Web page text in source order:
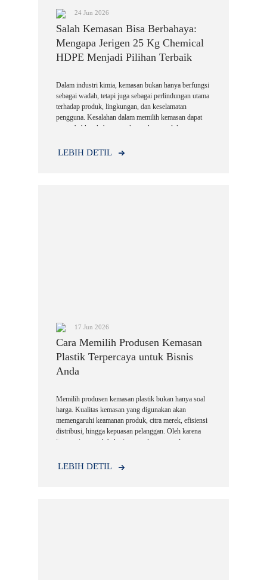
24 Jun 2026
Salah Kemasan Bisa Berbahaya:
Mengapa Jerigen 25 Kg Chemical
HDPE Menjadi Pilihan Terbaik
Dalam industri kimia, kemasan bukan hanya berfungsi
sebagai wadah, tetapi juga sebagai perlindungan utama
terhadap produk, lingkungan, dan keselamatan
pengguna. Kesalahan dalam memilih kemasan dapat
menyebabkan kebocoran, kerusakan produk,
perusahaan.
LEBIH DETIL
17 Jun 2026
Cara Memilih Produsen Kemasan
Plastik Terpercaya untuk Bisnis
Anda
Memilih produsen kemasan plastik bukan hanya soal
harga. Kualitas kemasan yang digunakan akan
memengaruhi keamanan produk, citra merek, efisiensi
distribusi, hingga kepuasan pelanggan. Oleh karena
itu, penting untuk bekerja sama dengan produsen
kualitas yang jelas, serta kemampuan produksi yang
LEBIH DETIL